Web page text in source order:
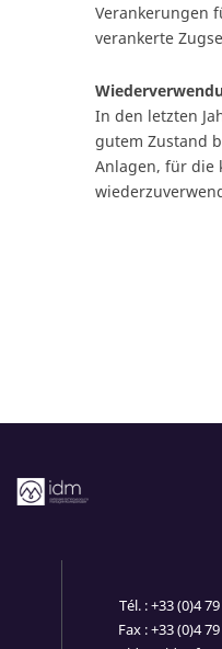
Verankerungen
verankerte
In den letzten
gutem Zustand
Anlagen, für die
Tél. : +33 (0)4
Fax : +33 (0)4